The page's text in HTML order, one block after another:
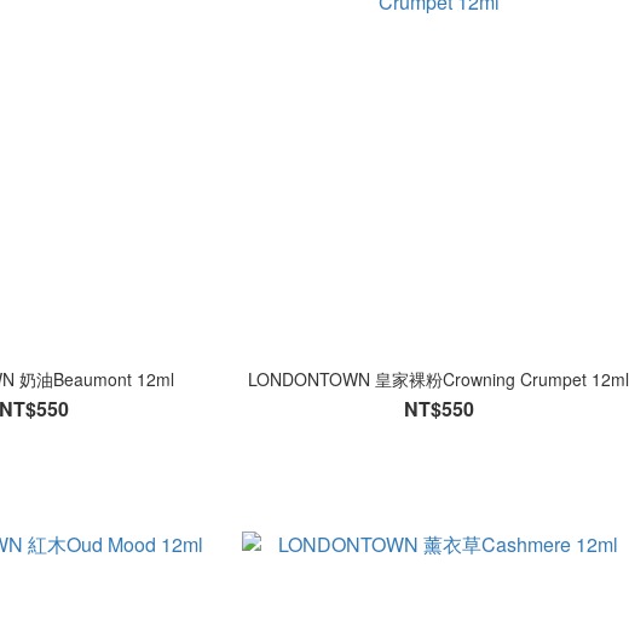
奶油Beaumont 12ml
NT$550
LONDONTOWN 皇家裸粉Crowning Crumpet 12ml
NT$550